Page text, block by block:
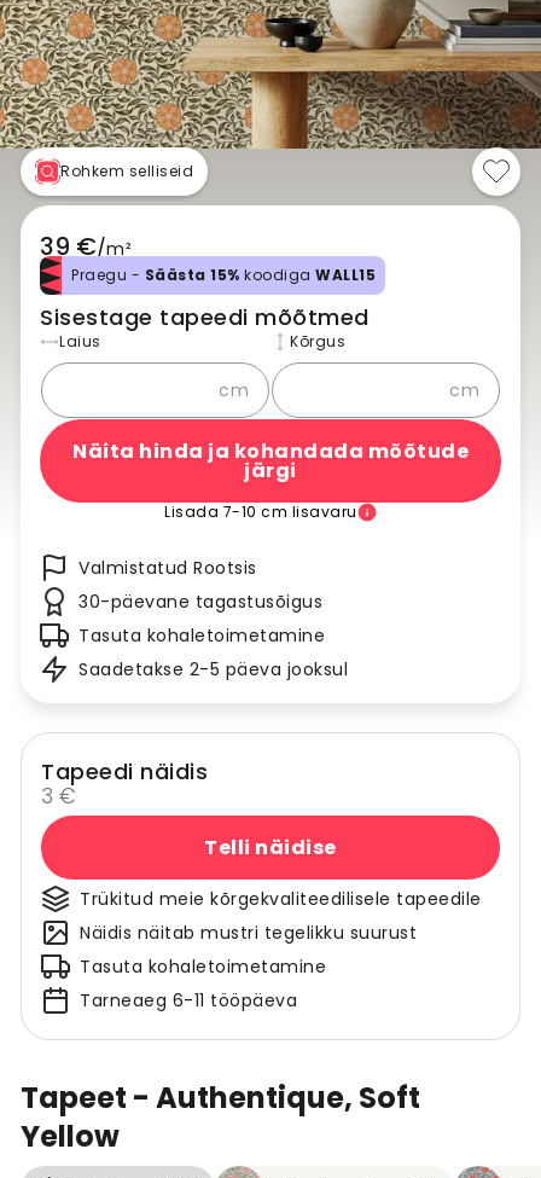
Tapeet - Authentique, Soft
Yellow
Rohkem selliseid
39 €/m²
Praegu - Säästa 15% koodiga WALL15
Sisestage tapeedi mõõtmed
Laius
cm
Kõrgus
cm
Näita hinda ja kohandada mõõtude
järgi
Lisada 7-10 cm lisavaru
Valmistatud Rootsis
30-päevane tagastusõigus
Tasuta kohaletoimetamine
Saadetakse 2-5 päeva jooksul
Tapeedi näidis
3 €
Telli näidise
Trükitud meie kõrgekvaliteedilisele tapeedile
Näidis näitab mustri tegelikku suurust
Tasuta kohaletoimetamine
Tarneaeg 6-11 tööpäeva